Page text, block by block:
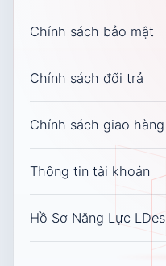
Chính sách bảo mật
Chính sách đổi trả
Chính sách giao hàng
Thông tin tài khoản
Hồ Sơ Năng Lực